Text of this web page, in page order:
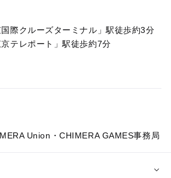
際クルーズターミナル」駅徒歩約3分
テレポート」駅徒歩約7分
Union・CHIMERA GAMES事務局